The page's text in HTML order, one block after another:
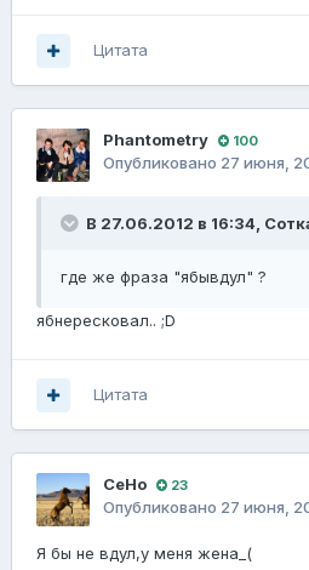
Цитата
Phantometry 100
Опубликовано 27 июня,
В 27.06.2012 в 16:34,
где же фраза "ябывдул" ?
ябнересковал.. ;D
Цитата
CeHo 23
Опубликовано 27 июня,
Я бы не вдул,у меня жена_(